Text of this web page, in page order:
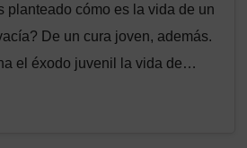
planteado cómo es la vida de un
De un cura joven, además.
el éxodo juvenil la vida de…